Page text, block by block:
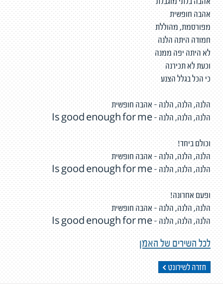
אהבה בלתי מוגבלת
אהבה חופשית
מפורסמת, מהוללת
חמודה היתה הלנה
לא היתה יפה ממנה
וכעת לא תכירנה
כי הכל בגלל הצנע
הלנה, הלנה, הלנה - אהבה חופשית
הלנה, הלנה, הלנה - Is good enough for me
וכולם ביחד!
הלנה, הלנה, הלנה - אהבה חופשית
הלנה, הלנה, הלנה - Is good enough for me
ופעם אחרונה!
הלנה, הלנה, הלנה - אהבה חופשית
הלנה, הלנה, הלנה - Is good enough for me
לכל השירים של האמן